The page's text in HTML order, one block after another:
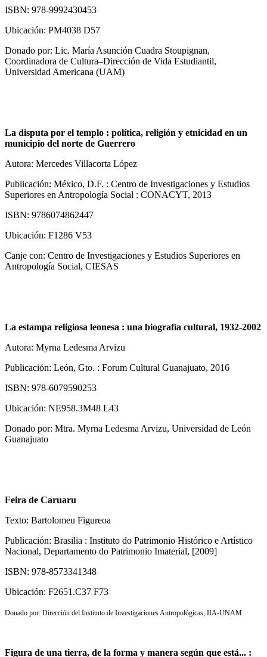
ISBN: 978-9992430453
Ubicación: PM4038 D57
Donado por: Lic. María Asunción Cuadra Stoupignan,
Coordinadora de Cultura–Dirección de Vida Estudiantil,
Universidad Americana (UAM)
La disputa por el templo : política, religión y etnicidad en un
municipio del norte de Guerrero
Autora: Mercedes Villacorta López
Publicación: México, D.F. : Centro de Investigaciones y Estudios
Superiores en Antropología Social : CONACYT, 2013
ISBN: 9786074862447
Ubicación: F1286 V53
Canje con: Centro de Investigaciones y Estudios Superiores en
Antropología Social, CIESAS
La estampa religiosa leonesa : una biografía cultural, 1932-2002
Autora: Myrna Ledesma Arvizu
Publicación: León, Gto. : Forum Cultural Guanajuato, 2016
ISBN: 978-6079590253
Ubicación: NE958.3M48 L43
Donado por: Mtra. Myrna Ledesma Arvizu, Universidad de León
Guanajuato
Feira de Caruaru
Texto: Bartolomeu Figureoa
Publicación: Brasilia : Instituto do Patrimonio Histórico e Artístico
Nacional, Departamento do Patrimonio Imaterial, [2009]
ISBN: 978-8573341348
Ubicación: F2651.C37 F73
Donado por: Dirección del Instituto de Investigaciones Antropológicas, IIA-UNAM
Figura de una tierra, de la forma y manera según que está... :